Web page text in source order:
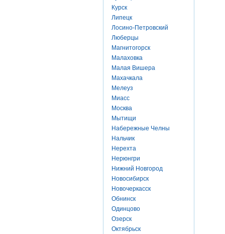
Курск
Липецк
Лосино-Петровский
Люберцы
Магнитогорск
Малаховка
Малая Вишера
Махачкала
Мелеуз
Миасс
Москва
Мытищи
Набережные Челны
Нальчик
Нерехта
Нерюнгри
Нижний Новгород
Новосибирск
Новочеркасск
Обнинск
Одинцово
Озерск
Октябрьск